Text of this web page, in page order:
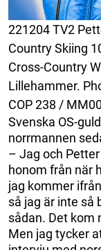
221204 TV2
Country Skiing
Cross-Country
Lillehammer.
COP 238 /
Svenska OS-
norrmannen
– Jag och
honom från när
jag kommer
så jag är inte så
sådan. Det kom
Men jag tycker